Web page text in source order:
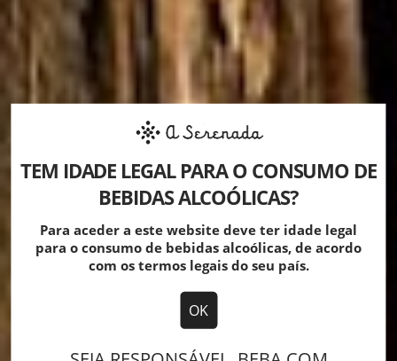
TEM IDADE LEGAL PARA O CONSUMO DE
BEBIDAS ALCOÓLICAS?
Para aceder a este website deve ter idade legal
para o consumo de bebidas alcoólicas, de acordo
com os termos legais do seu país.
OK
BEM-VINDO À
SERENADA